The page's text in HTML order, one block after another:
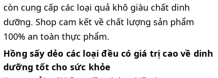
còn cung cấp các loại quả khô giàu chất dinh
dưỡng. Shop cam kết về chất lượng sản phẩm
100% an toàn thực phẩm.
Hồng sấy dẻo các loại đều có giá trị cao về dinh
dưỡng tốt cho sức khỏe